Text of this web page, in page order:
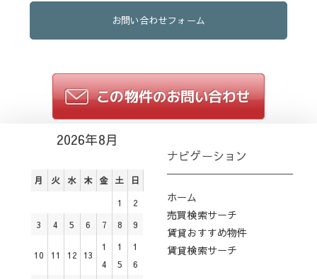
お問い合わせフォーム
2026年8月
月 火 水 木 金 土 日
1
2
3
4 5 6 7 8 9
10 11 12 13
1
4
1
5
1
6
ナビゲーション
ホーム
売買検索サーチ
賃貸おすすめ物件
賃貸検索サーチ